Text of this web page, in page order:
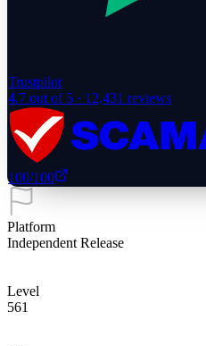
Trustpilot
4.7 out of 5 · 12,431 reviews
100/100
Platform
Independent Release
Level
561